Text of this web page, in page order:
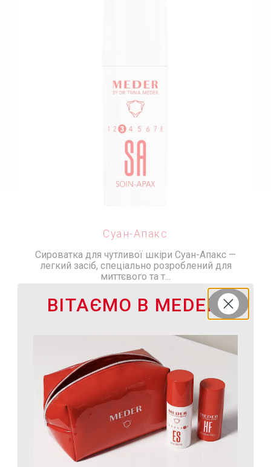
Суан-Апакс
Сироватка для чутливої шкіри Суан-Апакс —
легкий засіб, спеціально розроблений для
миттєвого та т...
₴275.00- ₴3,800.00
ВІТАЄМО В MEDER